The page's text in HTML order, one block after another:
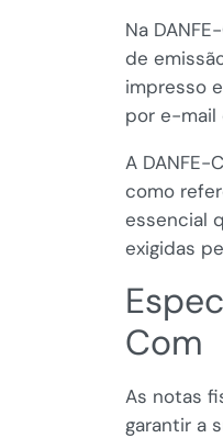
Na
de
impresso
por e-mail
A DANFE-
como
essencial
exigidas
Com
As notas
garantir a